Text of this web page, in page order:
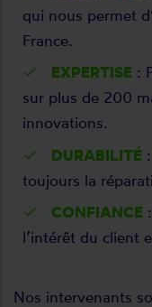
qui nous permet
France.
EXPERTISE :
sur plus de 200
innovations.
DURABILITÉ
toujours la
CONFIANCE
l’intérêt du client
Nos intervenants